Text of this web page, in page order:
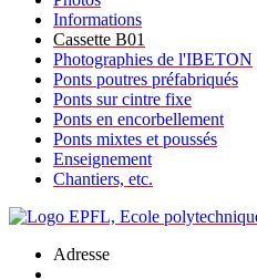
Informations
Cassette B01
Photographies de l'IBETON
Ponts poutres préfabriqués
Ponts sur cintre fixe
Ponts en encorbellement
Ponts mixtes et poussés
Enseignement
Chantiers, etc.
Adresse